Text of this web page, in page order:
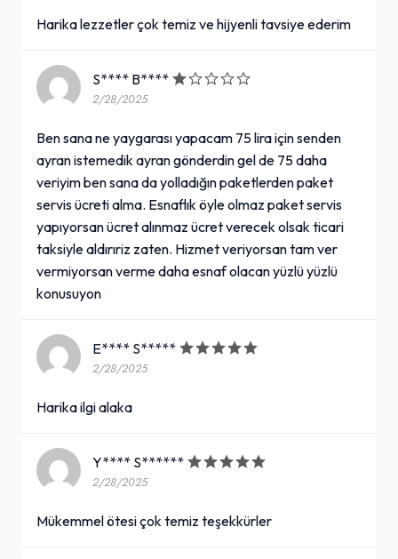
+
25,00₺
Lipton Ice Tea Limon (33 cl.)
50,00₺
(33 cl.)
+
Kazandibi
+ (40 gr.)
Kızılay Sade Soda (20 cl.)
Harika lezzetler çok temiz ve hijyenli tavsiye ederim
S**** B****
2/28/2025
Ben sana ne yaygarası yapacam 75 lira için senden
ayran istemedik ayran gönderdin gel de 75 daha
veriyim ben sana da yolladığın paketlerden paket
servis ücreti alma. Esnaflık öyle olmaz paket servis
yapıyorsan ücret alınmaz ücret verecek olsak ticari
taksiyle aldırıriz zaten. Hizmet veriyorsan tam ver
vermiyorsan verme daha esnaf olacan yüzlü yüzlü
konusuyon
E**** S*****
2/28/2025
Harika ilgi alaka
Y**** S******
2/28/2025
Mükemmel ötesi çok temiz teşekkürler